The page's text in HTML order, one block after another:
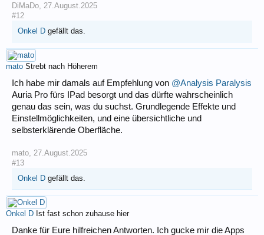
DiMaDo 27.August.2025
#12
Onkel D gefällt das.
mato Strebt nach Höherem
Ich habe mir damals auf Empfehlung von @Analysis Paralysis
Auria Pro fürs IPad besorgt und das dürfte wahrscheinlich
genau das sein, was du suchst. Grundlegende Effekte und
Einstellmöglichkeiten, und eine übersichtliche und
selbsterklärende Oberfläche.
mato 27.August.2025
#13
Onkel D gefällt das.
Onkel D Ist fast schon zuhause hier
Danke für Eure hilfreichen Antworten. Ich gucke mir die Apps